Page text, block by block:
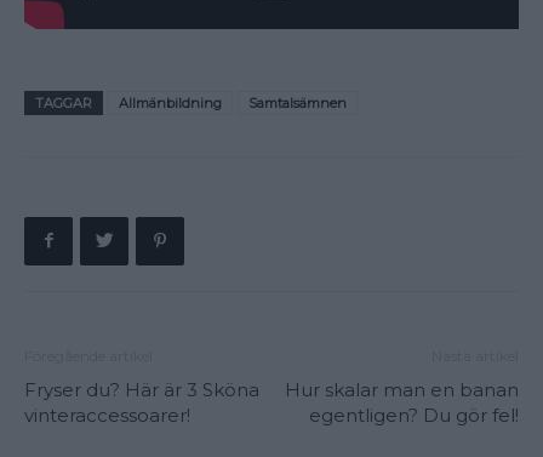
TAGGAR Allmänbildning Samtalsämnen
Fryser du? Här är 3 Sköna
vinteraccessoarer!
Hur skalar man en banan
egentligen? Du gör fel!